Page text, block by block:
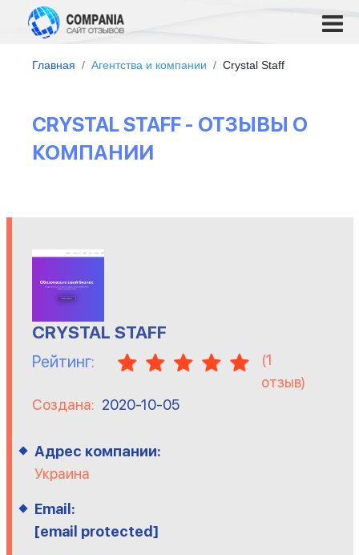
Главная Агентства и компании Crystal Staff
CRYSTAL STAFF - ОТЗЫВЫ О
КОМПАНИИ
CRYSTAL STAFF
Рейтинг: (1
отзыв)
Создана: 2020-10-05
Адрес компании:
Украина
Email:
[email protected]